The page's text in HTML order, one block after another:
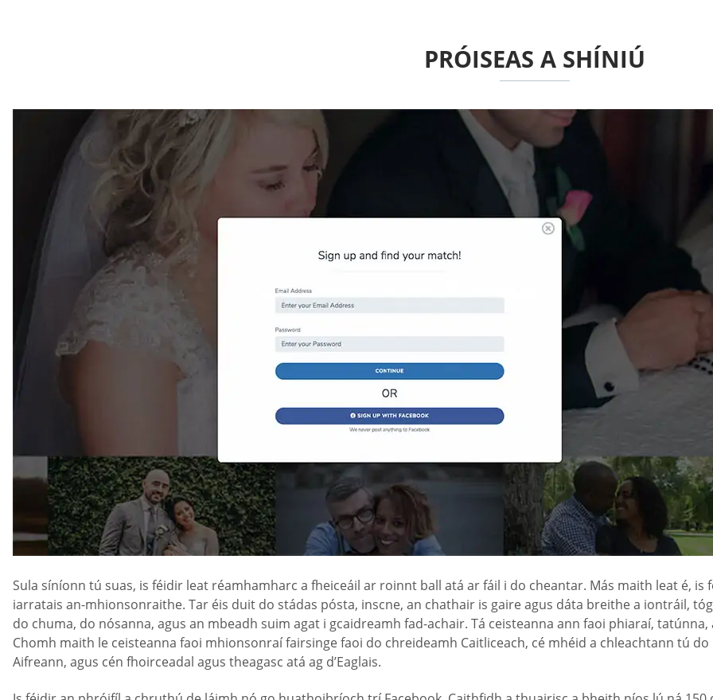
PRÓISEAS A SHÍNIÚ
Sula síníonn tú suas, is féidir leat réamhamharc a fheiceáil ar roinnt ball atá ar fáil i do cheantar. Más maith leat é,
iarratais an-mhionsonraithe. Tar éis duit do stádas pósta, inscne, an chathair is gaire agus dáta breithe a iontráil,
do chuma, do nósanna, agus an mbeadh suim agat i gcaidreamh fad-achair. Tá ceisteanna ann faoi phiaraí,
Chomh maith le ceisteanna faoi mhionsonraí fairsinge faoi do chreideamh Caitliceach, cé mhéid a chleachtann tú
Aifreann, agus cén fhoirceadal agus theagasc atá ag d’Eaglais.